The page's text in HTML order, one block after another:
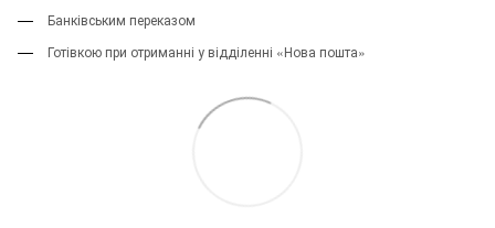
Банківським переказом
Готівкою при отриманні у відділенні «Нова пошта»